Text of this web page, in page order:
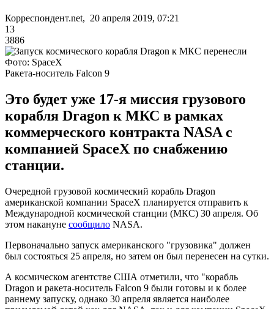
Корреспондент.net, 20 апреля 2019, 07:21
13
3886
Фото: SpaceX
Ракета-носитель Falcon 9
Это будет уже 17-я миссия грузового
корабля Dragon к МКС в рамках
коммерческого контракта NASA с
компанией SpaceX по снабжению
станции.
Очередной грузовой космический корабль Dragon
американской компании SpaceX планируется отправить к
Международной космической станции (МКС) 30 апреля. Об
этом накануне сообщило NASA.
Первоначально запуск американского "грузовика" должен
был состояться 25 апреля, но затем он был перенесен на сутки.
А космическом агентстве США отметили, что "корабль
Dragon и ракета-носитель Falcon 9 были готовы и к более
раннему запуску, однако 30 апреля является наиболее